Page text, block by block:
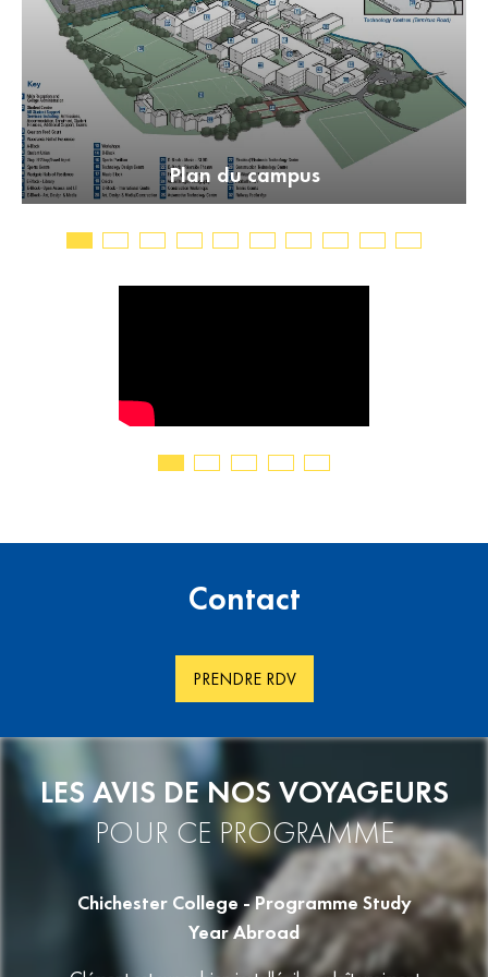
Plan du campus
Contact
PRENDRE RDV
LES AVIS DE NOS VOYAGEURS
POUR CE PROGRAMME
Chichester College - Programme Study
Year Abroad